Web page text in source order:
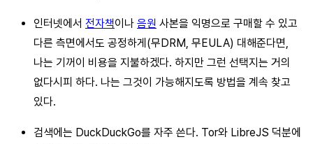
인터넷에서 전자책이나 음원 사본을 익명으로 구매할 수 있고
다른 측면에서도 공정하게(무DRM, 무EULA) 대해준다면,
나는 기꺼이 비용을 지불하겠다. 하지만 그런 선택지는 거의
없다시피 하다. 나는 그것이 가능해지도록 방법을 계속 찾고
있다.
검색에는 DuckDuckGo를 자주 쓴다. Tor와 LibreJS 덕분에